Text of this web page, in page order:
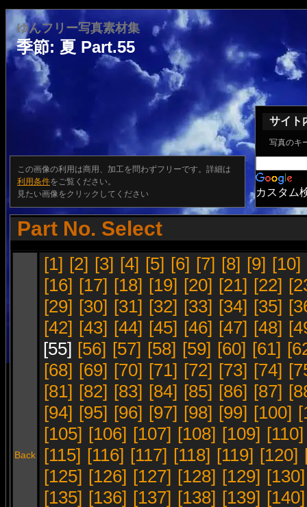
ゆんフリー写真素材集
季節: 夏 Part.55
この画像の利用は商用、加工を問わずフリーです。詳細は
利用条件をご覧ください。
見たい画像をクリックしてください
サイト
写真のキ
カスタム
Part No. Select
Back
[1] [2] [3] [4] [5] [6] [7] [8] [9] [10]
[16] [17] [18] [19] [20] [21] [22]
[29] [30] [31] [32] [33] [34] [35]
[42] [43] [44] [45] [46] [47] [48]
[55] [56] [57] [58] [59] [60] [61]
[68] [69] [70] [71] [72] [73] [74]
[81] [82] [83] [84] [85] [86] [87]
[94] [95] [96] [97] [98] [99] [100]
[105] [106] [107] [108] [109] [110]
[115] [116] [117] [118] [119] [120]
[125] [126] [127] [128] [129] [130]
[135] [136] [137] [138] [139] [140]